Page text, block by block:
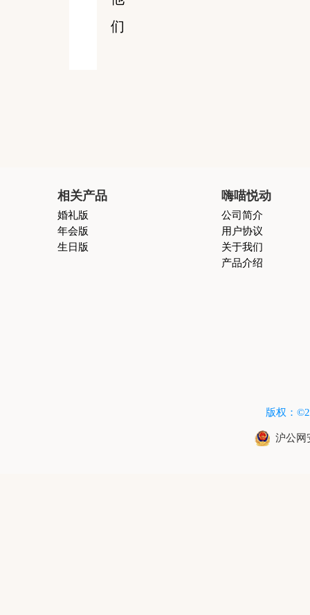
们
相关产品
婚礼版
年会版
生日版
嗨喵悦动
公司简介
用户协议
关于我们
产品介绍
版权：
沪公网